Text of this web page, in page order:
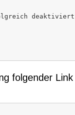
folgender